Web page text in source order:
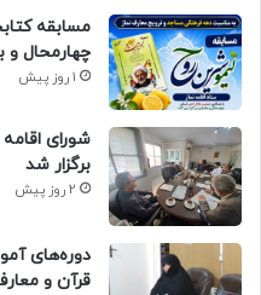
مسابقه
چهارمحال و
1 روز پیش
شورای
برگزار شد
2 روز پیش
دوره‌های
قرآن و